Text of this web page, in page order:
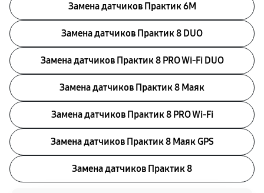
Замена датчиков Практик 6M
Замена датчиков Практик 8 DUO
Замена датчиков Практик 8 PRO Wi-Fi DUO
Замена датчиков Практик 8 Маяк
Замена датчиков Практик 8 PRO Wi-Fi
Замена датчиков Практик 8 Маяк GPS
Замена датчиков Практик 8